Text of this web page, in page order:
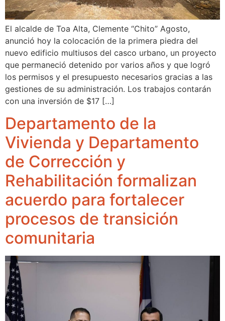
El alcalde de Toa Alta, Clemente “Chito” Agosto,
anunció hoy la colocación de la primera piedra del
nuevo edificio multiusos del casco urbano, un proyecto
que permaneció detenido por varios años y que logró
los permisos y el presupuesto necesarios gracias a las
gestiones de su administración. Los trabajos contarán
con una inversión de $17 […]
Departamento de la
Vivienda y Departamento
de Corrección y
Rehabilitación formalizan
acuerdo para fortalecer
procesos de transición
comunitaria